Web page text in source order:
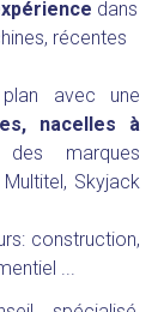
dans
récentes
avec une
nacelles à
des marques
Skyjack
construction,
...